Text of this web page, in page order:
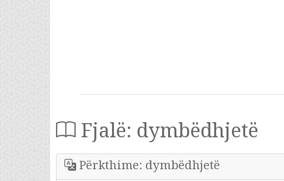
Fjalë: dymbëdhjetë
Përkthime: dymbëdhjetë